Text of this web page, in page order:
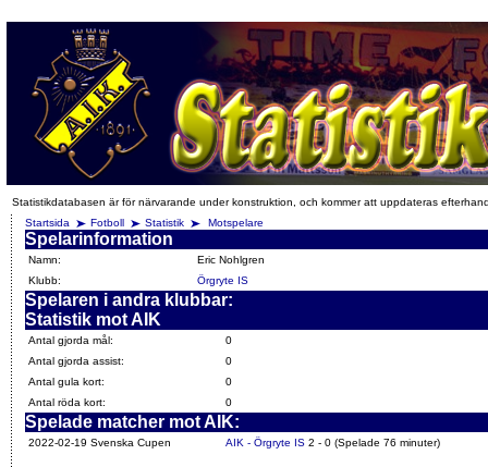
Statistikdatabasen är för närvarande under konstruktion, och kommer att uppdateras
Startsida
Fotboll Statistik Motspelare
Spelarinformation
Namn:
Eric Nohlgren
Klubb:
Örgryte IS
Spelaren i andra klubbar:
Statistik mot AIK
Antal gjorda mål:
0
Antal gjorda assist:
0
Antal gula kort:
0
Antal röda kort:
0
Spelade matcher mot AIK:
2022-02-19 Svenska Cupen AIK - Örgryte IS 2 - 0 (Spelade 76 minuter)